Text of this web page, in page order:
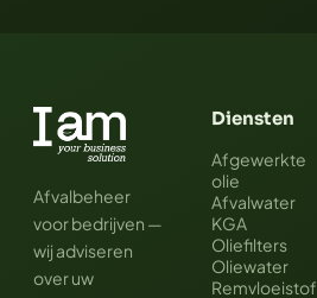
Afvalbeheer
voor bedrijven —
wij adviseren
over uw
Diensten
Afgewerkte
olie
Afvalwater
KGA
Oliefilters
Oliewater
Remvloeistof